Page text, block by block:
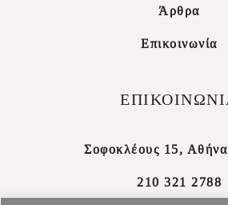
Άρθρα
Επικοινωνία
Σοφοκλέους 15,
210 321 2788